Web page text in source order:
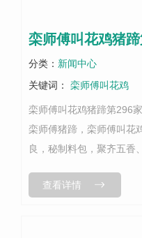
栾师傅叫花鸡猪
分类： 新闻中心
关键词：
栾师傅叫花鸡
栾师傅叫花鸡猪蹄第296
栾师傅猪蹄，栾师傅叫花
良，秘制料包，聚齐五香
蕾先驱，用经典的食材做
查看详情